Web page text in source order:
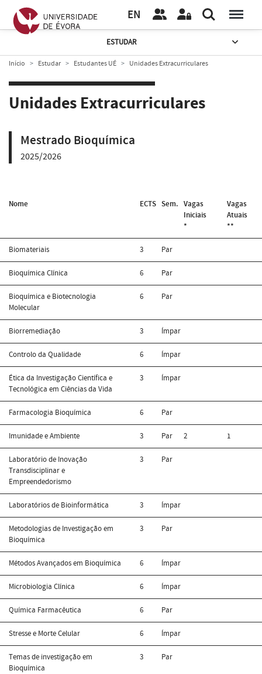
EN
ESTUDAR
Início Estudar Estudantes UÉ Unidades Extracurriculares
Unidades Extracurriculares
Mestrado Bioquímica
2025/2026
Nome ECTS Sem. Vagas
Iniciais
*
Vagas
Atuais
**
Biomateriais 3 Par
Bioquímica Clínica 6 Par
Bioquímica e Biotecnologia
Molecular
6 Par
Biorremediação 3 Ímpar
Controlo da Qualidade 6 Ímpar
Ética da Investigação Científica e
Tecnológica em Ciências da Vida
3 Ímpar
Farmacologia Bioquímica 6 Par
Imunidade e Ambiente 3 Par 2 1
Laboratório de Inovação
Transdisciplinar e
Empreendedorismo
3 Par
Laboratórios de Bioinformática 3 Ímpar
Metodologias de Investigação em
Bioquímica
3 Par
Métodos Avançados em Bioquímica 6 Ímpar
Microbiologia Clínica 6 Ímpar
Química Farmacêutica 6 Par
Stresse e Morte Celular 6 Ímpar
Temas de investigação em
Bioquímica
3 Par